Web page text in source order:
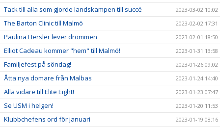
Tack till alla som gjorde landskampen till succé 2023-03-02 10:02
The Barton Clinic till Malmö 2023-02-02 17:31
Paulina Hersler lever drömmen 2023-02-01 18:50
Elliot Cadeau kommer "hem" till Malmö! 2023-01-31 13:58
Familjefest på söndag! 2023-01-26 09:02
Åtta nya domare från Malbas 2023-01-24 14:40
Alla vidare till Elite Eight! 2023-01-23 07:47
Se USM i helgen! 2023-01-20 11:53
Klubbchefens ord för januari 2023-01-19 08:16